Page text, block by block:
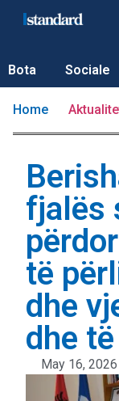
Bota Sociale
Home
fjalës
të
dhe
dhe
May 16, 2026